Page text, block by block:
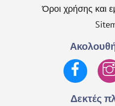
Όροι χρήσης και
Δεκτές